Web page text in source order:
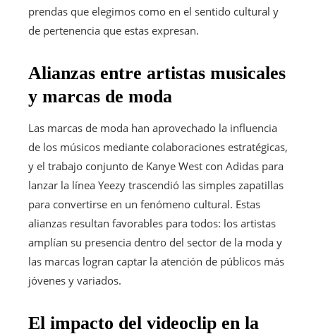
prendas que elegimos como en el sentido cultural y
de pertenencia que estas expresan.
Alianzas entre artistas musicales
y marcas de moda
Las marcas de moda han aprovechado la influencia
de los músicos mediante colaboraciones estratégicas,
y el trabajo conjunto de Kanye West con Adidas para
lanzar la línea Yeezy trascendió las simples zapatillas
para convertirse en un fenómeno cultural. Estas
alianzas resultan favorables para todos: los artistas
amplían su presencia dentro del sector de la moda y
las marcas logran captar la atención de públicos más
jóvenes y variados.
El impacto del videoclip en la